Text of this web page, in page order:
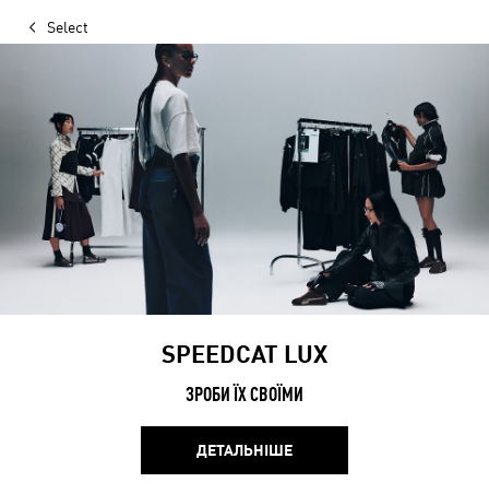
Select
SPEEDCAT LUX
ЗРОБИ ЇХ СВОЇМИ
ДЕТАЛЬНІШЕ